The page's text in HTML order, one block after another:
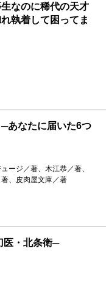
なのに稀代の天才
執着して困ってま
あなたに届いた6つ
ージ／著、木江恭／著、
、皮肉屋文庫／著
医・北条衛─